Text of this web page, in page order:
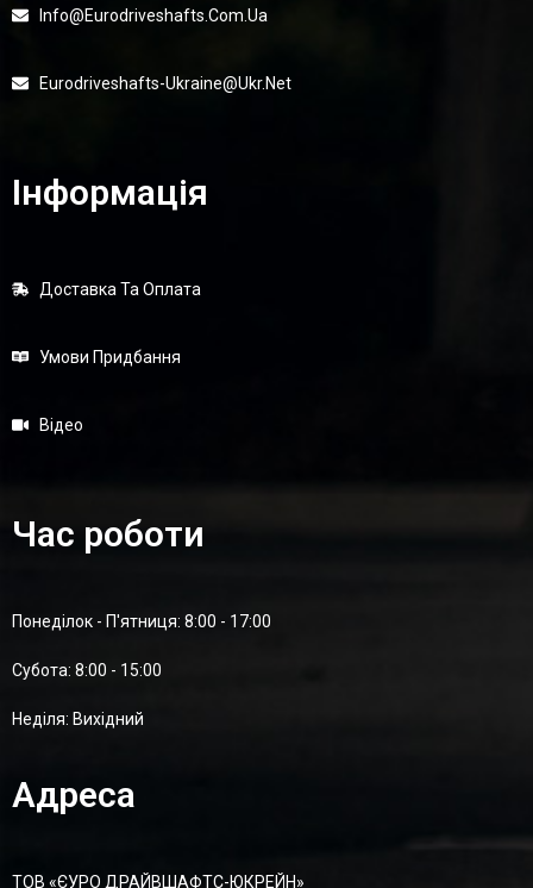
Info@eurodriveshafts.com.ua
Eurodriveshafts-Ukraine@ukr.net
Інформація
Доставка Та Оплата
Умови Придбання
Відео
Час роботи
Понеділок - П'ятниця: 8:00 - 17:00
Суботa: 8:00 - 15:00
Неділя: Вихідний
Адреса
ТОВ «ЄУРО ДРАЙВШАФТC-ЮКРЕЙН»